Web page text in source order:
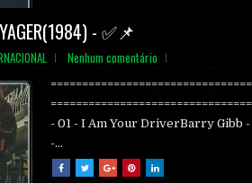
- ✅📌
Nenhum comentário
- 01 - I Am Your DriverBarry Gibb
-...